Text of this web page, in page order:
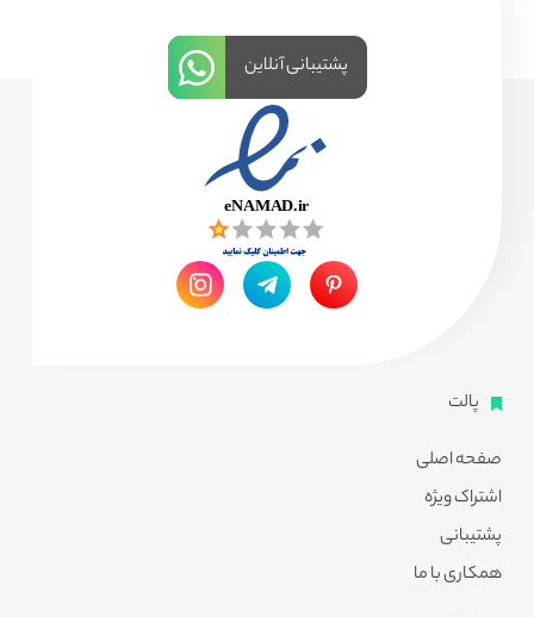
پالت
صفحه اصلی
اشتراک ویژه
پشتیبانی
همکاری با ما
پشتیبانی آنلاین